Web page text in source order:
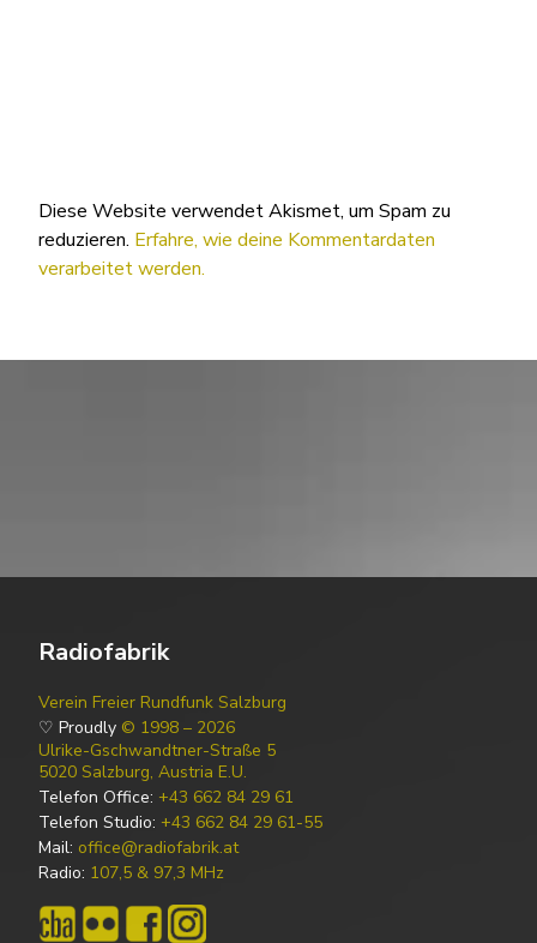
Diese Website verwendet Akismet, um Spam zu
reduzieren. Erfahre, wie deine Kommentardaten
verarbeitet werden.
Radiofabrik
Verein Freier Rundfunk Salzburg
♡ Proudly © 1998 – 2026
Ulrike-Gschwandtner-Straße 5
5020 Salzburg, Austria E.U.
Telefon Office: +43 662 84 29 61
Telefon Studio: +43 662 84 29 61-55
Mail: office@radiofabrik.at
Radio: 107,5 & 97,3 MHz